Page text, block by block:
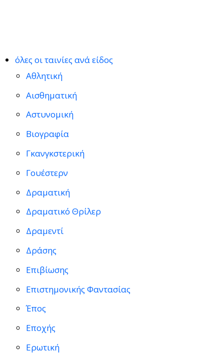
όλες οι ταινίες ανά είδος
Αθλητική
Αισθηματική
Αστυνομική
Βιογραφία
Γκανγκστερική
Γουέστερν
Δραματική
Δραματικό Θρίλερ
Δραμεντί
Δράσης
Επιβίωσης
Επιστημονικής Φαντασίας
Έπος
Εποχής
Ερωτική